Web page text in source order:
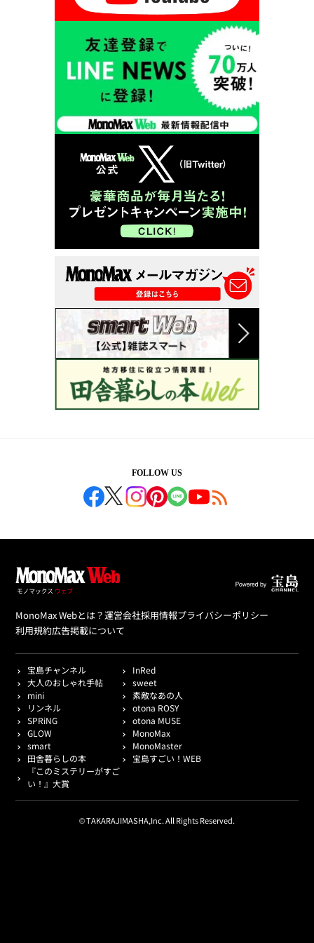
FOLLOW US
MonoMax Webとは？運営会社採用情報プライバシーポリシー
利用規約広告掲載について
宝島チャンネル
InRed
大人のおしゃれ手帖
sweet
mini
素敵なあの人
リンネル
otona ROSY
SPRiNG
otona MUSE
GLOW
MonoMax
smart
MonoMaster
田舎暮らしの本
宝島すごい！WEB
『このミステリーがすご
い！』大賞
© TAKARAJIMASHA,Inc. All Rights Reserved.